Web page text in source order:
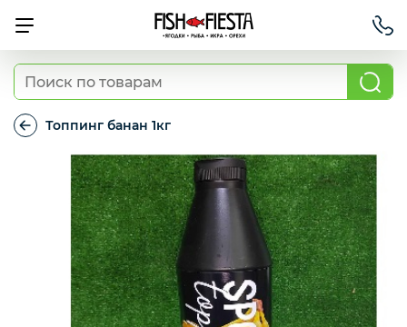
Свежие ягоды и фрукты
Хит продаж
Охлажденная рыба
Березовские полуфабрикаты
Топпинг банан 1кг
Топпинг